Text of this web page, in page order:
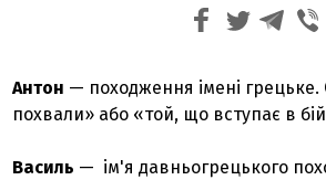
Антон — походження імені грецьке.
похвали» або «той, що вступає в
Василь — ім'я давньогрецького